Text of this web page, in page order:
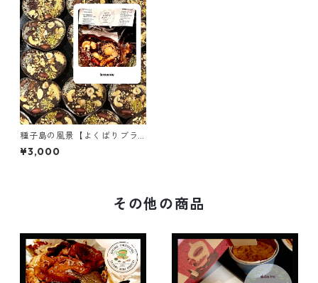
種子島の風景【よくばりブラ
ウニー】6個入り
¥3,000
その他の商品